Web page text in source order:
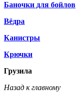
Баночки для бойлов
Вёдра
Канистры
Крючки
Грузила
Назад к главному